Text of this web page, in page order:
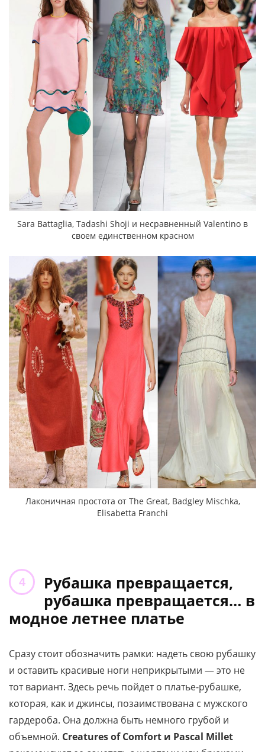
Sara Battaglia, Tadashi Shoji и несравненный Valentino в
своем единственном красном
Лаконичная простота от The Great, Badgley Mischka,
Elisabetta Franchi
Рубашка превращается,
рубашка превращается… в
модное летнее платье
Сразу стоит обозначить рамки: надеть свою рубашку
и оставить красивые ноги неприкрытыми — это не
тот вариант. Здесь речь пойдет о платье-рубашке,
которая, как и джинсы, позаимствована с мужского
гардероба. Она должна быть немного грубой и
объемной. Creatures of Comfort и Pascal Millet